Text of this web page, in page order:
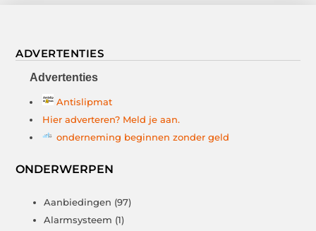
ADVERTENTIES
Advertenties
Antislipmat
Hier adverteren? Meld je aan.
onderneming beginnen zonder geld
ONDERWERPEN
Aanbiedingen (97)
Alarmsysteem (1)